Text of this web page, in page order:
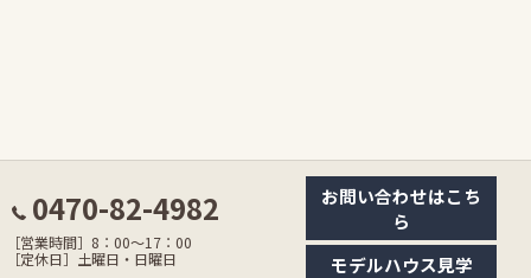
0470-82-4982
［営業時間］8：00〜17：00
［定休日］土曜日・日曜日
お問い合わせはこち
ら
モデルハウス見学